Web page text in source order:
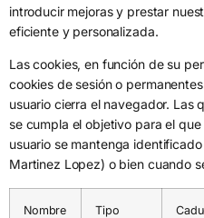
introducir mejoras y prestar
eficiente y personalizada.
Las cookies, en función de su
cookies de sesión o
usuario cierra el navegador. Las
se cumpla el objetivo para el
usuario se mantenga
Martinez Lopez) o bien cuando
Nombre Tipo